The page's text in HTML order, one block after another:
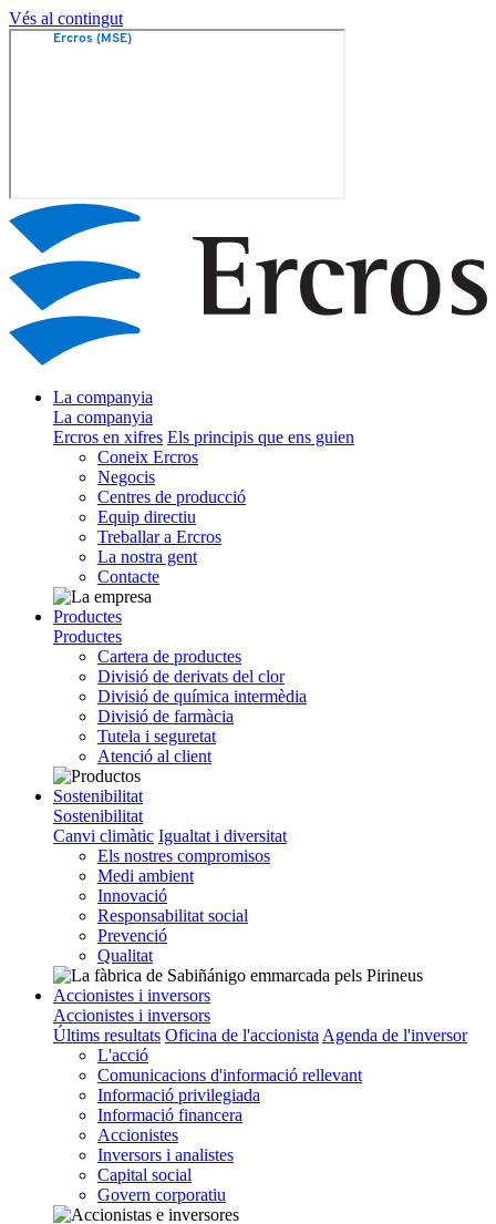
Vés al contingut
La companyia
La companyia
Ercros en xifres Els principis que ens guien
Coneix Ercros
Negocis
Centres de producció
Equip directiu
Treballar a Ercros
La nostra gent
Contacte
Productes
Productes
Cartera de productes
Divisió de derivats del clor
Divisió de química intermèdia
Divisió de farmàcia
Tutela i seguretat
Atenció al client
Sostenibilitat
Sostenibilitat
Canvi climàtic Igualtat i diversitat
Els nostres compromisos
Medi ambient
Innovació
Responsabilitat social
Prevenció
Qualitat
Accionistes i inversors
Accionistes i inversors
Últims resultats Oficina de l'accionista Agenda de l'inversor
L'acció
Comunicacions d'informació rellevant
Informació privilegiada
Informació financera
Accionistes
Inversors i analistes
Capital social
Govern corporatiu